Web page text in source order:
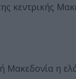
κεντρικής
Μακεδονία η